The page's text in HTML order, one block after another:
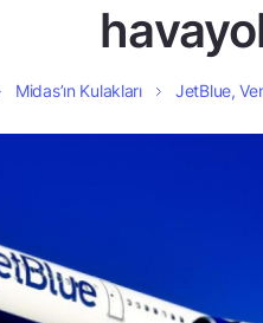
Midas’ın Kulakları JetBlue,